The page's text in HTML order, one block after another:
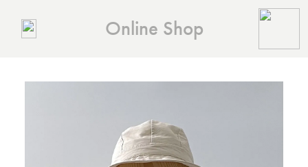
Online Shop